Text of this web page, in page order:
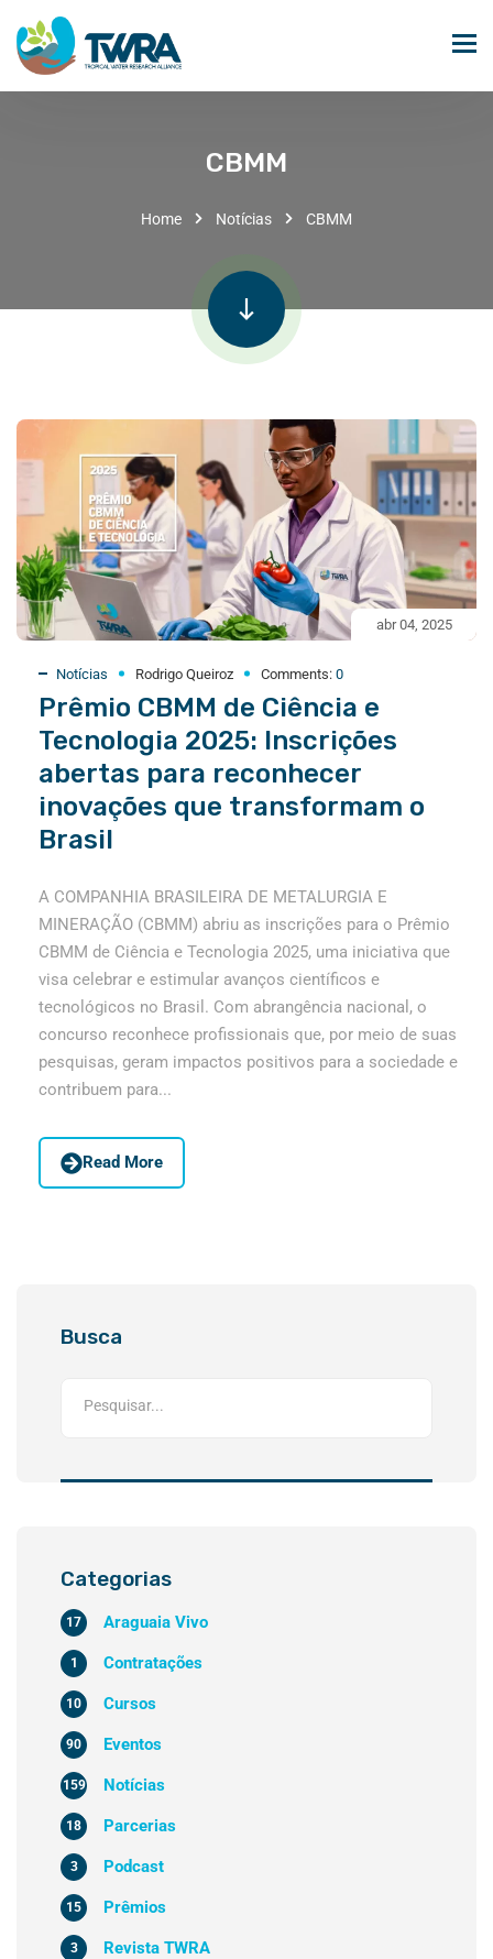
CBMM
Home Notícias CBMM
abr 04, 2025
Notícias Rodrigo Queiroz Comments: 0
Prêmio CBMM de Ciência e
Tecnologia 2025: Inscrições
abertas para reconhecer
inovações que transformam o
Brasil
A COMPANHIA BRASILEIRA DE METALURGIA E
MINERAÇÃO (CBMM) abriu as inscrições para o Prêmio
CBMM de Ciência e Tecnologia 2025, uma iniciativa que
visa celebrar e estimular avanços científicos e
tecnológicos no Brasil. Com abrangência nacional, o
concurso reconhece profissionais que, por meio de suas
pesquisas, geram impactos positivos para a sociedade e
contribuem para...
Read More
Busca
Categorias
Araguaia Vivo
17
Contratações
1
Cursos
10
Eventos
90
Notícias
159
Parcerias
18
Podcast
3
Prêmios
15
Revista TWRA
3